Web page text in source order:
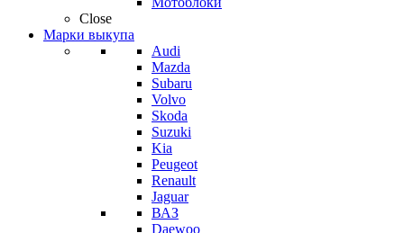
Close
Марки выкупа
Audi
Mazda
Subaru
Volvo
Skoda
Suzuki
Kia
Peugeot
Renault
Jaguar
ВАЗ
Daewoo